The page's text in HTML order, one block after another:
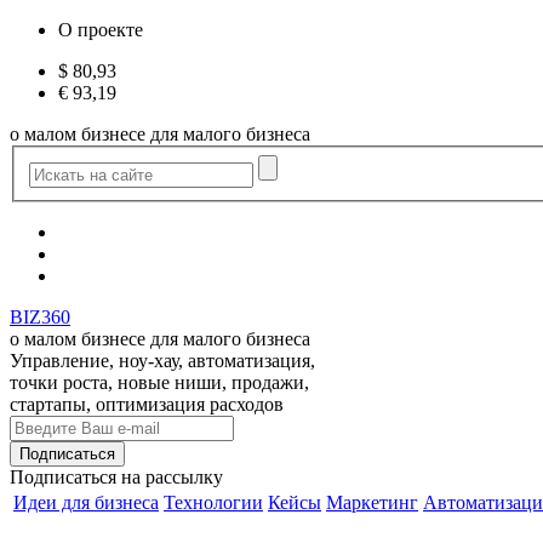
О проекте
$ 80,93
€ 93,19
о малом бизнесе для малого бизнеса
BIZ360
о малом бизнесе для малого бизнеса
Управление, ноу-хау, автоматизация,
точки роста, новые ниши, продажи,
стартапы, оптимизация расходов
Подписаться на рассылку
Идеи для бизнеса Технологии Кейсы Маркетинг